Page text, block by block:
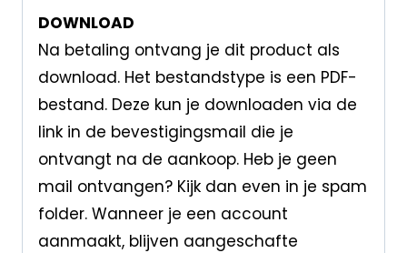
DOWNLOAD
Na betaling ontvang je dit product als
download. Het bestandstype is een PDF-
bestand. Deze kun je downloaden via de
link in de bevestigingsmail die je
ontvangt na de aankoop. Heb je geen
mail ontvangen? Kijk dan even in je spam
folder. Wanneer je een account
aanmaakt, blijven aangeschafte